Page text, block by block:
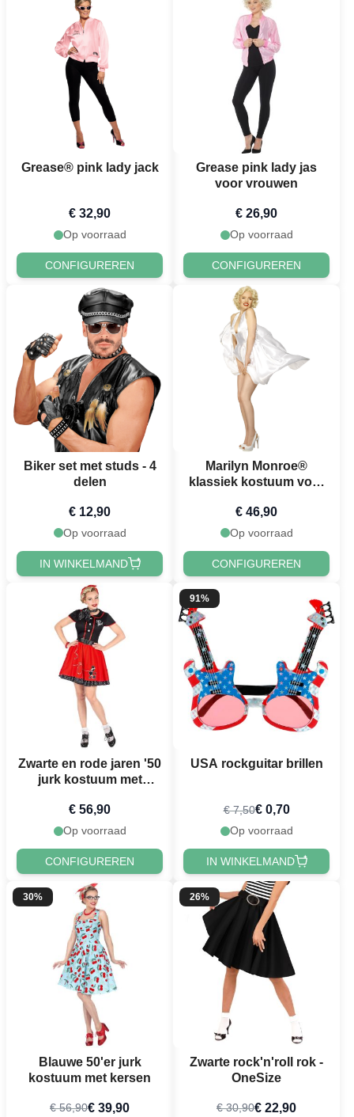
Grease® pink lady jack
€ 32,90
Op voorraad
CONFIGUREREN
Grease pink lady jas
voor vrouwen
€ 26,90
Op voorraad
CONFIGUREREN
Biker set met studs - 4
delen
€ 12,90
Op voorraad
IN WINKELMAND
Marilyn Monroe®
klassiek kostuum voor
€ 46,90
Op voorraad
CONFIGUREREN
Zwarte en rode jaren '50
jurk kostuum met
€ 56,90
Op voorraad
CONFIGUREREN
91%
USA rockguitar brillen
€ 7,50€ 0,70
Op voorraad
IN WINKELMAND
30%
Blauwe 50'er jurk
kostuum met kersen
€ 56,90€ 39,90
26%
Zwarte rock'n'roll rok -
OneSize
€ 30,90€ 22,90